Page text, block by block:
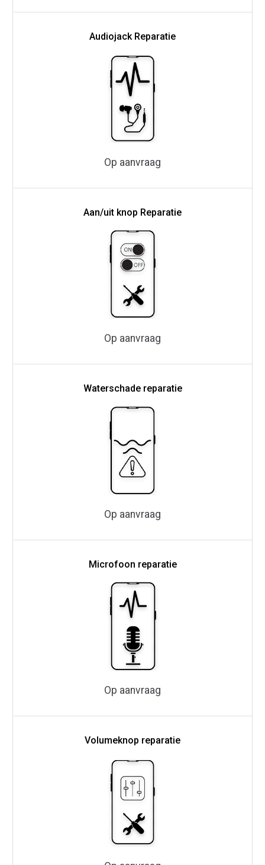
Audiojack Reparatie
Op aanvraag
Aan/uit knop Reparatie
Op aanvraag
Waterschade reparatie
Op aanvraag
Microfoon reparatie
Op aanvraag
Volumeknop reparatie